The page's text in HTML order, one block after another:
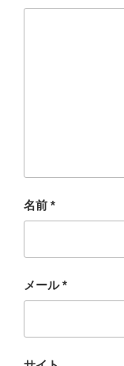
名前 *
メール*